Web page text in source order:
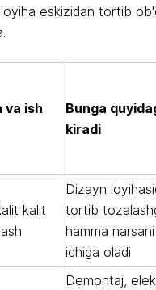
eskizidan tortib
va ish
Bunga
kiradi
kalit
Dizayn
tortib
hamma
ichiga oladi
Demontaj,